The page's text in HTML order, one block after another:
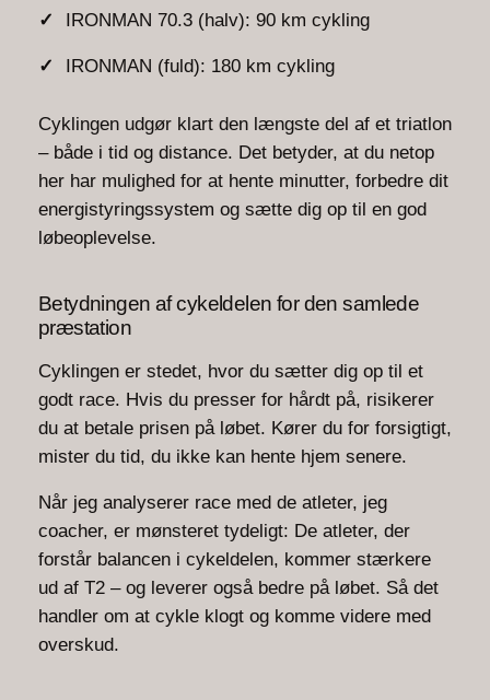
IRONMAN 70.3 (halv): 90 km cykling
IRONMAN (fuld): 180 km cykling
Cyklingen udgør klart den længste del af et triatlon
– både i tid og distance. Det betyder, at du netop
her har mulighed for at hente minutter, forbedre dit
energistyringssystem og sætte dig op til en god
løbeoplevelse.
Betydningen af cykeldelen for den samlede
præstation
Cyklingen er stedet, hvor du sætter dig op til et
godt race. Hvis du presser for hårdt på, risikerer
du at betale prisen på løbet. Kører du for forsigtigt,
mister du tid, du ikke kan hente hjem senere.
Når jeg analyserer race med de atleter, jeg
coacher, er mønsteret tydeligt: De atleter, der
forstår balancen i cykeldelen, kommer stærkere
ud af T2 – og leverer også bedre på løbet. Så det
handler om at cykle klogt og komme videre med
overskud.